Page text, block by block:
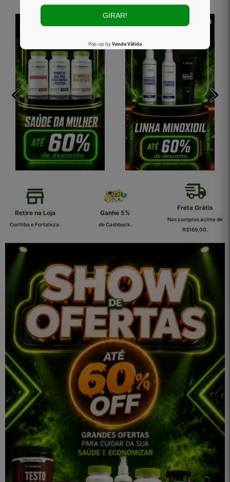
Retire na Loja
Curitiba e Fortaleza.
Ganhe 5%
de Cashback.
Frete Grátis
Nas compras acima de
R$169,00.